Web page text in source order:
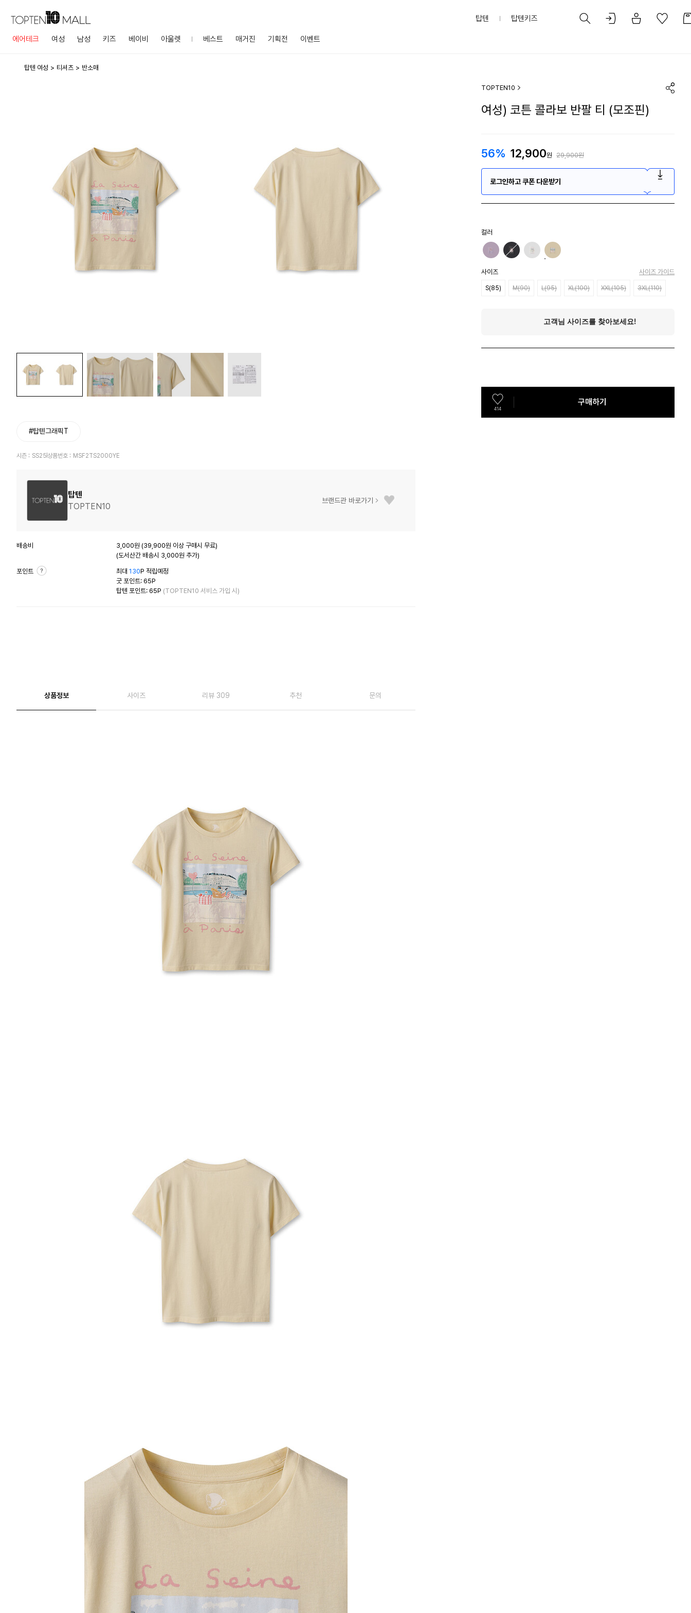
에어테크 여성 남성 키즈 베이비 아울렛 베스트 매거진 기획전 이벤트
탑텐 탑텐키즈
탑텐 여성 티셔츠 반소매
#탑텐그래픽T
시즌 : SS25 상품번호 : MSF2TS2000YE
탑텐
TOPTEN10
브랜드관 바로가기
배송비
3,000원 (39,900원 이상 구매시 무료)
(도서산간 배송시 3,000원 추가)
포인트 최대 130P 적립예정
굿 포인트: 65P
탑텐 포인트: 65P (TOPTEN10 서비스 가입 시)
상품정보 사이즈 리뷰 309 추천 문의
TOPTEN10
여성) 코튼 콜라보 반팔 티 (모조핀)
56% 12,900원 29,900원
로그인하고 쿠폰 다운받기
컬러
사이즈 사이즈 가이드
S(85) M(90) L(95) XL(100) XXL(105) 3XL(110)
414
구매하기